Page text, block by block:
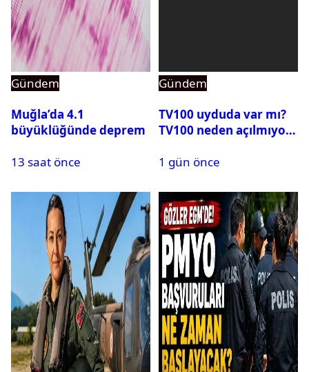
Gündem
Muğla’da 4.1
büyüklüğünde deprem
13 saat önce
Gündem
TV100 uyduda var mı?
TV100 neden açılmıyor?
1 gün önce